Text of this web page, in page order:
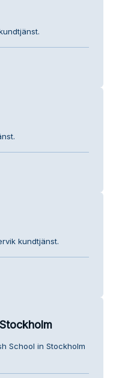
kundtjänst.
School in Stockholm